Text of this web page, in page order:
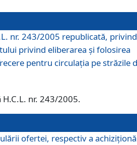
nr. 243/2005 republicată, privind
privind eliberarea şi folosirea
pentru circulația pe străzile
H.C.L. nr. 243/2005.
ofertei, respectiv a